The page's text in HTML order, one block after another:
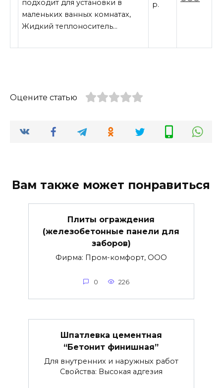
подходит для установки в
маленьких ванных комнатах,
Жидкий теплоноситель…
р.
Оцените статью
Вам также может понравиться
Плиты ограждения
(железобетонные панели для
заборов)
Фирма: Пром-комфорт, ООО
0 226
Шпатлевка цементная
“Бетонит финишная”
Для внутренних и наружных работ
Свойства: Высокая адгезия